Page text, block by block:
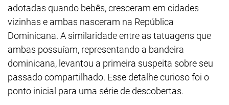
adotadas quando bebês, cresceram em cidades
vizinhas e ambas nasceram na República
Dominicana. A similaridade entre as tatuagens que
ambas possuíam, representando a bandeira
dominicana, levantou a primeira suspeita sobre seu
passado compartilhado. Esse detalhe curioso foi o
ponto inicial para uma série de descobertas.